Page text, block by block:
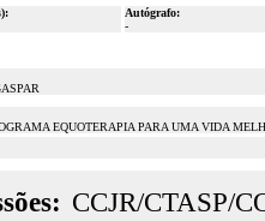
Autógrafo:
-
EQUOTERAPIA PARA UMA VIDA
CCJR/CTASP/